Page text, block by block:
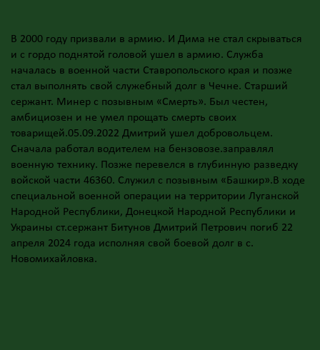
В 2000 году призвали в армию. И Дима не стал скрываться
и с гордо поднятой головой ушел в армию. Служба
началась в военной части Ставропольского края и позже
стал выполнять свой служебный долг в Чечне. Старший
сержант. Минер с позывным «Смерть». Был честен,
амбициозен и не умел прощать смерть своих
товарищей.05.09.2022 Дмитрий ушел добровольцем.
Сначала работал водителем на бензовозе.заправлял
военную технику. Позже перевелся в глубинную разведку
войской части 46360. Служил с позывным «Башкир».В ходе
специальной военной операции на территории Луганской
Народной Республики, Донецкой Народной Республики и
Украины ст.сержант Битунов Дмитрий Петрович погиб 22
апреля 2024 года исполняя свой боевой долг в с.
Новомихайловка.